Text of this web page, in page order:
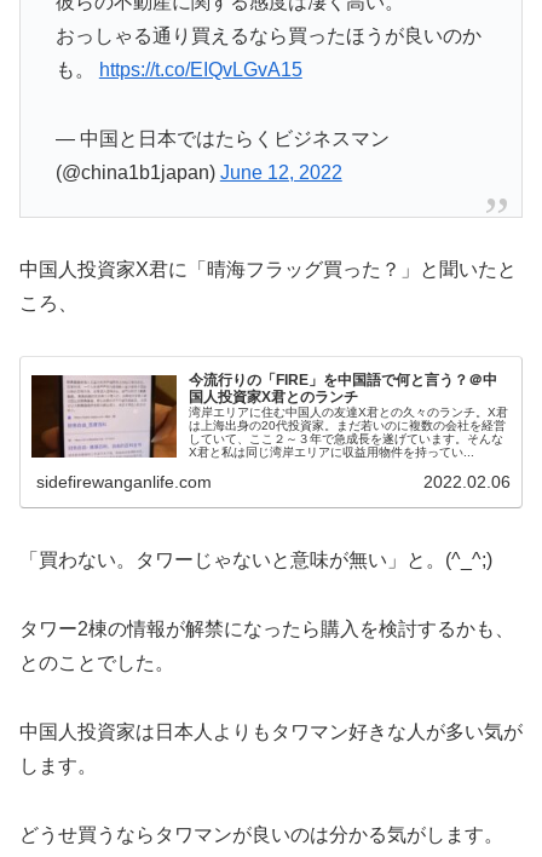
おっしゃる通り買えるなら買ったほうが良いのか
も。
https://t.co/EIQvLGvA15
— 中国と日本ではたらくビジネスマン
(@china1b1japan) June 12, 2022
中国人投資家X君に「晴海フラッグ買った？」と聞いたと
ころ、
今流行りの「FIRE」を中国語で何と言う？＠中
国人投資家X君とのランチ
湾岸エリアに住む中国人の友達X君との久々のランチ。X君
は上海出身の20代投資家。まだ若いのに複数の会社を経営
していて、ここ２～３年で急成長を遂げています。そんな
X君と私は同じ湾岸エリアに収益用物件を持ってい...
sidefirewanganlife.com 2022.02.06
「買わない。タワーじゃないと意味が無い」と。(^_^;)
タワー2棟の情報が解禁になったら購入を検討するかも、
とのことでした。
中国人投資家は日本人よりもタワマン好きな人が多い気が
します。
どうせ買うならタワマンが良いのは分かる気がします。